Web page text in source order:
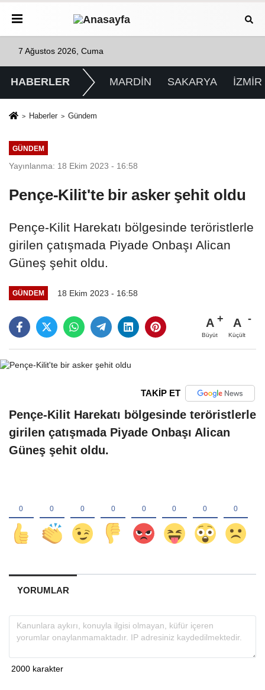
7 Ağustos 2026, Cuma
HABERLER MARDİN SAKARYA İZMİR
Haberler Gündem
GÜNDEM
Yayınlanma: 18 Ekim 2023 - 16:58
Pençe-Kilit'te bir asker şehit oldu
Pençe-Kilit Harekatı bölgesinde teröristlerle
girilen çatışmada Piyade Onbaşı Alican
Güneş şehit oldu.
GÜNDEM 18 Ekim 2023 - 16:58
A
Büyüt
A
Küçült
TAKİP ET
Pençe-Kilit Harekatı bölgesinde teröristlerle
girilen çatışmada Piyade Onbaşı Alican
Güneş şehit oldu.
YORUMLAR